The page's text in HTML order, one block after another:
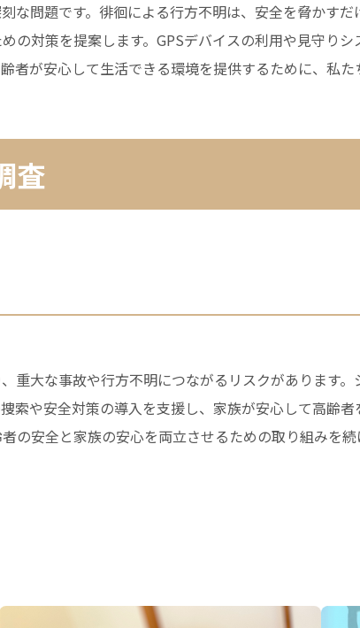
な問題です。徘徊による行方不明は、安全を脅かす
の対策を提案します。GPSデバイスの利用や見守りシ
者が安心して生活できる環境を提供するために、私た
査
重大な事故や行方不明につながるリスクがあります
索や安全対策の導入を支援し、家族が安心して高齢
の安全と家族の安心を両立させるための取り組みを続